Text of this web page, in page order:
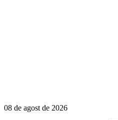
08 de agost de 2026